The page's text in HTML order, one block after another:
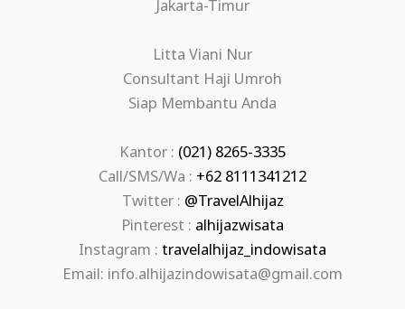
Jakarta-Timur
Litta Viani Nur
Consultant Haji Umroh
Siap Membantu Anda
Kantor : (021) 8265-3335
Call/SMS/Wa : +62 8111341212
Twitter : @TravelAlhijaz
Pinterest : alhijazwisata
Instagram : travelalhijaz_indowisata
Email: info.alhijazindowisata@gmail.com